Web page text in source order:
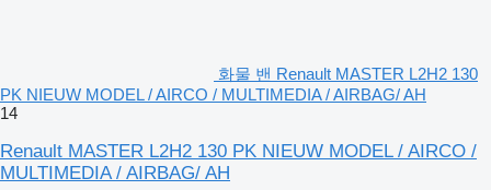
화물 밴 Renault MASTER L2H2 130
PK NIEUW MODEL / AIRCO / MULTIMEDIA / AIRBAG/ AH
14
Renault MASTER L2H2 130 PK NIEUW MODEL / AIRCO /
MULTIMEDIA / AIRBAG/ AH